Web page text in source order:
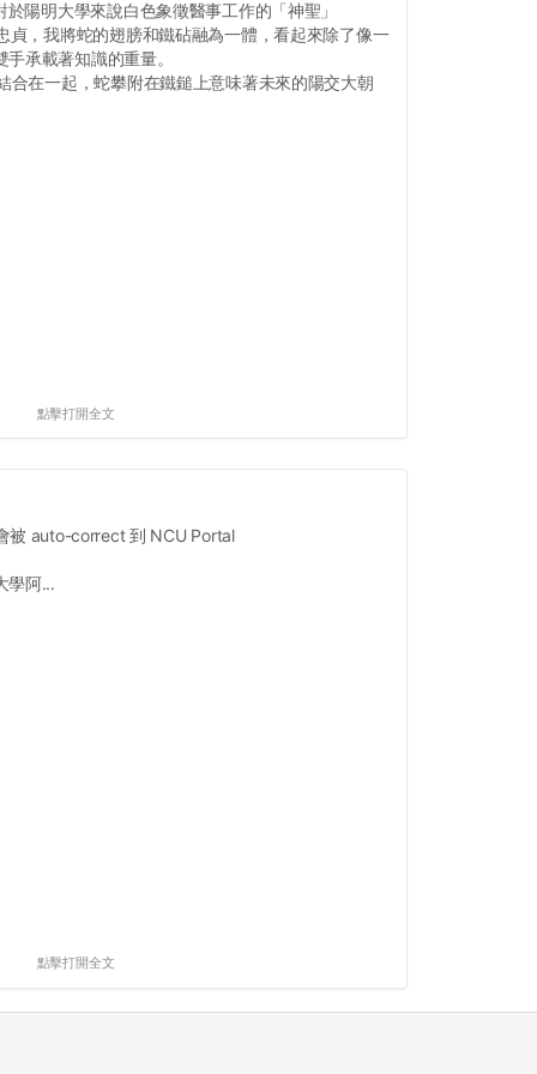
陽明大學來說白色象徵醫事工作的「神聖」
貞，我將蛇的翅膀和鐵砧融為一體，看起來除了像一
承載著知識的重量。
合在一起，蛇攀附在鐵鎚上意味著未來的陽交大朝
點擊打開全文
被 auto-correct 到 NCU Portal
學阿...
點擊打開全文